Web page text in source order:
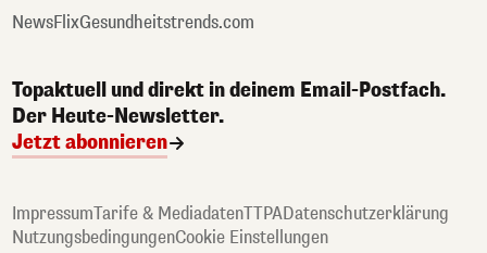
NewsFlixGesundheitstrends.com
Topaktuell und direkt in deinem Email-Postfach.
Der Heute-Newsletter.
Jetzt abonnieren
ImpressumTarife & MediadatenTTPADatenschutzerklärung
NutzungsbedingungenCookie Einstellungen